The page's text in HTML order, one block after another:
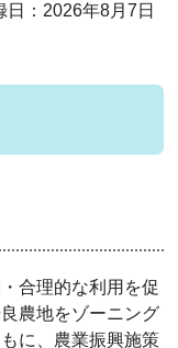
日：2026年8月7日
合理的な利用を促
農地をゾーニング
に、農業振興施策